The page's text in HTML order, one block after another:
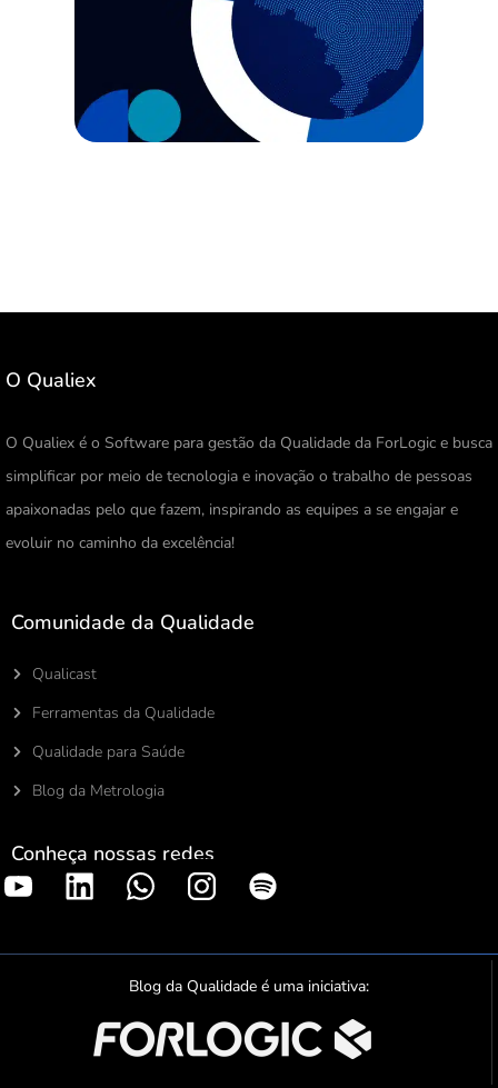
O Qualiex
O Qualiex é o Software para gestão da Qualidade da ForLogic e busca
simplificar por meio de tecnologia e inovação o trabalho de pessoas
apaixonadas pelo que fazem, inspirando as equipes a se engajar e
evoluir no caminho da excelência!
Comunidade da Qualidade
Qualicast
Ferramentas da Qualidade
Qualidade para Saúde
Blog da Metrologia
Conheça nossas redes
S
o
t
f
y
Blog da Qualidade é uma iniciativa: